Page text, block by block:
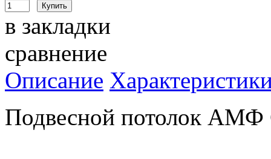
в закладки
сравнение
Описание
Подвесной потолок